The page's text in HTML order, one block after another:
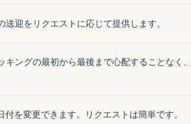
迎をリクエストに応じて提供します。
キングの最初から最後まで心配することなく
を変更できます。リクエストは簡単です。